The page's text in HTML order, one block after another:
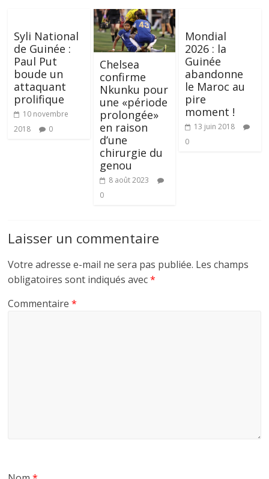
Syli National
de Guinée :
Paul Put
boude un
attaquant
prolifique
10 novembre
2018
0
Chelsea
confirme
Nkunku pour
une «période
prolongée»
en raison
d’une
chirurgie du
genou
8 août 2023
0
Mondial
2026 : la
Guinée
abandonne
le Maroc au
pire
moment !
13 juin 2018
0
Laisser un commentaire
Votre adresse e-mail ne sera pas publiée. Les champs
obligatoires sont indiqués avec*
Commentaire*